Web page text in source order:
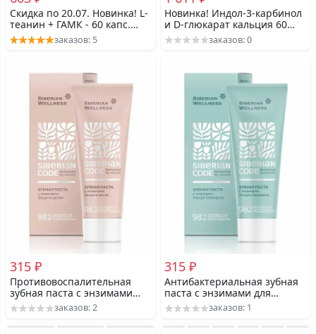
Скидка по 20.07. Новинка! L-
теанин + ГАМК - 60 капс.
Essential Amino Acids.
Защита от стресса, крепкий
заказов: 5
Новинка! Индол-3-карбинол
и D-глюкарат кальция 60
капс- Women's Health
заказов: 0
315 ₽
Противовоспалительная
зубная паста с энзимами
для профилактики
заболеваний пародонта
90гр - Siberian Code
заказов: 2
315 ₽
Антибактериальная зубная
паста с энзимами для
комплексного ухода и
защиты от кариеса 90гр -
Siberian Code
заказов: 1